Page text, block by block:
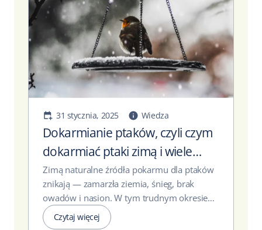
31 stycznia, 2025 Wiedza
Dokarmianie ptaków, czyli czym
dokarmiać ptaki zimą i wiele
więcej
Zimą naturalne źródła pokarmu dla ptaków
znikają — zamarzła ziemia, śnieg, brak
owadów i nasion. W tym trudnym okresie
świadome...
Czytaj więcej